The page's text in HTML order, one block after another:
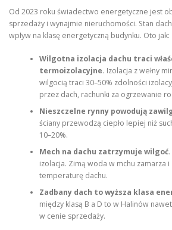
Od 2023 roku świadectwo energetyczne jest
sprzedaży i wynajmie nieruchomości. Stan
wpływ na klasę energetyczną budynku. Oto jak:
Wilgotna izolacja dachu traci
termoizolacyjne. Izolacja z wełny
wilgocią traci 30–50% zdolności
przez dach, rachunki za ogrzewanie
Nieszczelne rynny powodują
ściany przewodzą ciepło lepiej niż
10–20%.
Mech na dachu zatrzymuje wilgoć.
izolacja. Zimą woda w mchu zamarza
temperaturę dachu.
Zadbany dach to wyższa klasa
między klasą B a D to w Halinów
w cenie sprzedaży.